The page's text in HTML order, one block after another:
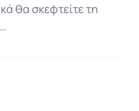
θα σκεφτείτε τη